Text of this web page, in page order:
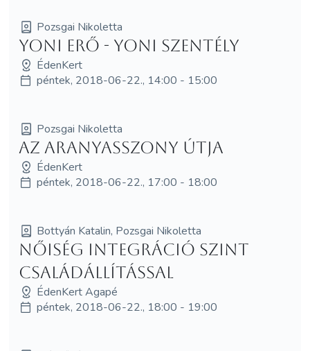
Pozsgai Nikoletta
Yoni Erő - Yoni Szentély
ÉdenKert
péntek, 2018-06-22., 14:00 - 15:00
Pozsgai Nikoletta
Az AranyAsszony Útja
ÉdenKert
péntek, 2018-06-22., 17:00 - 18:00
Bottyán Katalin, Pozsgai Nikoletta
Nőiség Integráció SzInT
Családállítással
ÉdenKert Agapé
péntek, 2018-06-22., 18:00 - 19:00